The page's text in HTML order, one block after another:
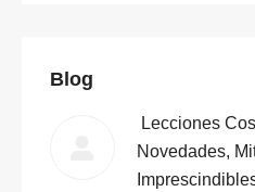
Blog
Lecciones
Novedades,